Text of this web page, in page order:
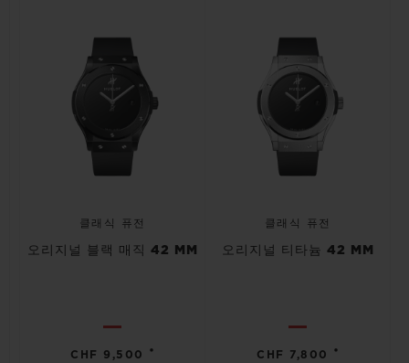
클래식 퓨전
오리지널 블랙 매직 42 MM
CHF 9,500 •
클래식 퓨전
오리지널 티타늄 42 MM
CHF 7,800 •